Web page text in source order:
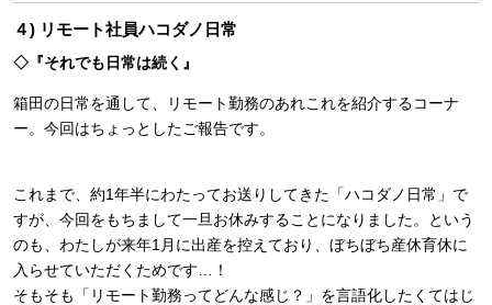
４) リモート社員ハコダノ日常
◇『それでも日常は続く』
箱田の日常を通して、リモート勤務のあれこれを紹介するコーナ
ー。今回はちょっとしたご報告です。
これまで、約1年半にわたってお送りしてきた「ハコダノ日常」で
すが、今回をもちまして一旦お休みすることになりました。という
のも、わたしが来年1月に出産を控えており、ぼちぼち産休育休に
入らせていただくためです…！
そもそも「リモート勤務ってどんな感じ？」を言語化したくてはじ